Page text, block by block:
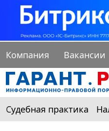
Компания Вакансии
Судебная практика